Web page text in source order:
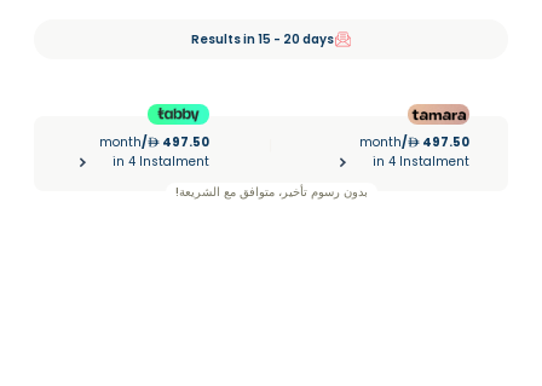
Results in 15 - 20 days
497.50
/
month
in 4 Instalment
497.50
/
month
in 4 Instalment
بدون رسوم تأخير، متوافق مع الشريعة!